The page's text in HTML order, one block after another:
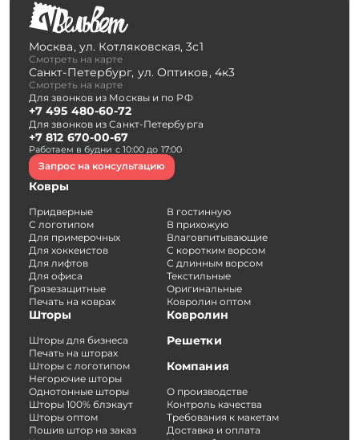
Москва, ул. Котляковская, 3с1
Смотреть на карте
Санкт-Петербург, ул. Оптиков, 4к3
Смотреть на карте
Для звонков из Москвы и по РФ
+7 495 480-60-72
Для звонков из Санкт-Петербурга
+7 812 670-00-67
Работаем в будни с 10:00 до 17:00
Запрос на консультацию
Ковры
Придверные
С логотипом
Для примерочных
Для хоккеистов
Для лифтов
Для офиса
Грязезащитные
Печать на коврах
В гостинную
В прихожую
Влаговпитывающие
С коротким ворсом
С длинным ворсом
Текстильные
Оригинальные
Ковролин оптом
Шторы
Шторы для бизнеса
Печать на шторах
Шторы с логотипом
Негорючие шторы
Однотонные шторы
Шторы 100% блэкаут
Шторы оптом
Пошив штор на заказ
Ковролин
Решетки
Компания
О производстве
Контроль качества
Требования к макетам
Доставка и оплата